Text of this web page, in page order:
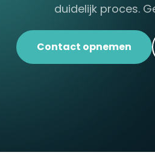
duidelijk proces.
Contact opnemen